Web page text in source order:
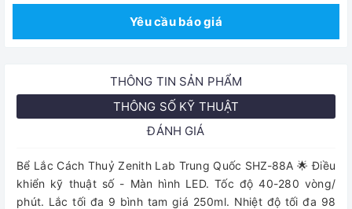
Yêu cầu báo giá
THÔNG TIN SẢN PHẨM
THÔNG SỐ KỸ THUẬT
ĐÁNH GIÁ
Bể Lắc Cách Thuỷ Zenith Lab Trung Quốc SHZ-88A 🌟 Điều
khiển kỹ thuật số - Màn hình LED. Tốc độ 40-280 vòng/
phút. Lắc tối đa 9 bình tam giá 250ml. Nhiệt độ tối đa 98